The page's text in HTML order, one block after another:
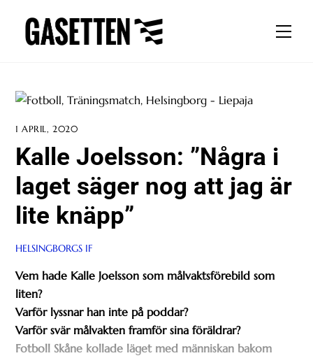
content
1 APRIL, 2020
Kalle Joelsson: ”Några i
laget säger nog att jag är
lite knäpp”
HELSINGBORGS IF
Vem hade Kalle Joelsson som målvaktsförebild som
liten?
Varför lyssnar han inte på poddar?
Varför svär målvakten framför sina föräldrar?
Fotboll Skåne kollade läget med människan bakom